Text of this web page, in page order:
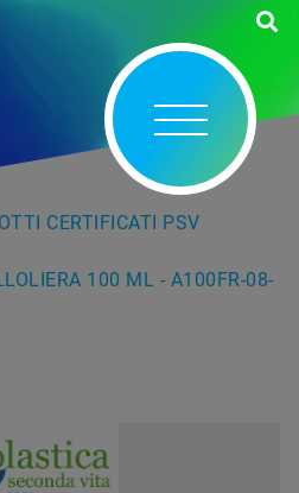
CERTIFICATI PSV
100 ML - A100FR-08-